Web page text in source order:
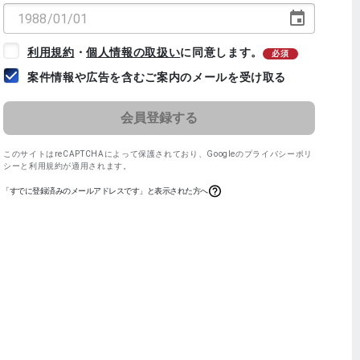
利用規約 ・個人情報の取扱いに同意します。 必須
案件情報や広告を含むご案内のメールを受け取る
このサイトはreCAPTCHAによって保護されており、 Googleのプライバシーポリ
シー と 利用規約が適用されます。
「すでに登録済みのメールアドレスです」と表示された方へ